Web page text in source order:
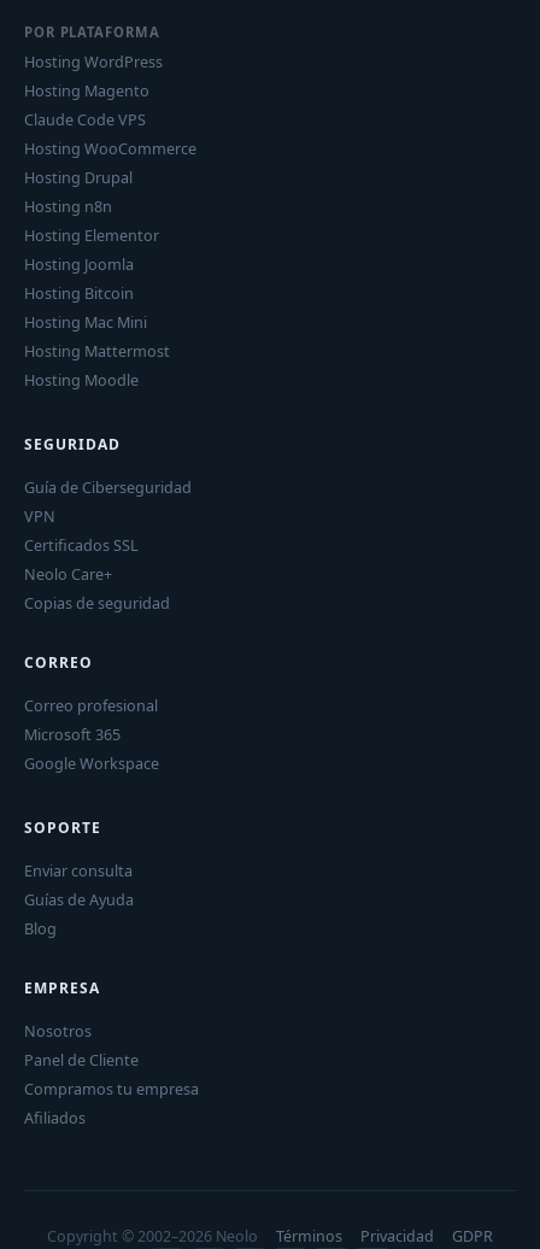
POR PLATAFORMA
Hosting WordPress
Hosting Magento
Claude Code VPS
Hosting WooCommerce
Hosting Drupal
Hosting n8n
Hosting Elementor
Hosting Joomla
Hosting Bitcoin
Hosting Mac Mini
Hosting Mattermost
Hosting Moodle
SEGURIDAD
Guía de Ciberseguridad
VPN
Certificados SSL
Neolo Care+
Copias de seguridad
CORREO
Correo profesional
Microsoft 365
Google Workspace
SOPORTE
Enviar consulta
Guías de Ayuda
Blog
EMPRESA
Nosotros
Panel de Cliente
Compramos tu empresa
Afiliados
Copyright © 2002–2026 Neolo Términos Privacidad GDPR